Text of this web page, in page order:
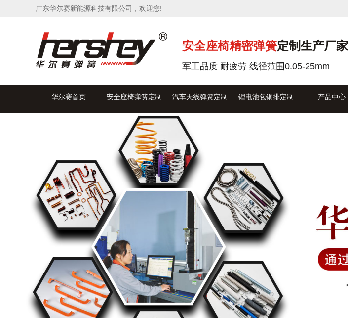
广东华尔赛新能源科技有限公司，欢迎您!
安全座椅精密弹簧定制生产厂家
军工品质 耐疲劳 线径范围0.05-25mm
华尔赛首页 安全座椅弹簧定制 汽车天线弹簧定制 锂电池包铜排定制 产品中心